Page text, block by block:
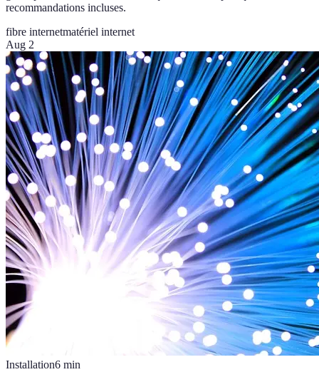
recommandations incluses.
fibre internetmatériel internet
Aug 2
Installation6 min